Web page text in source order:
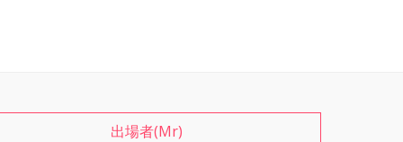
出場者(Mr)